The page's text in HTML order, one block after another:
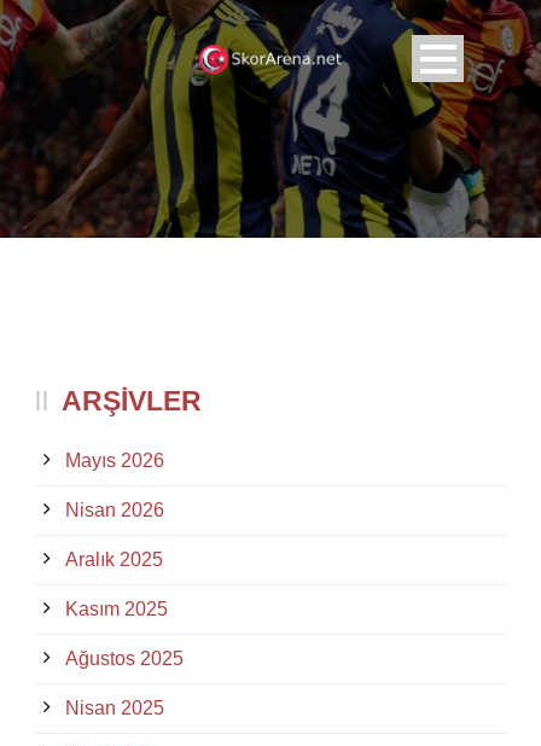
ARŞIVLER
Mayıs 2026
Nisan 2026
Aralık 2025
Kasım 2025
Ağustos 2025
Nisan 2025